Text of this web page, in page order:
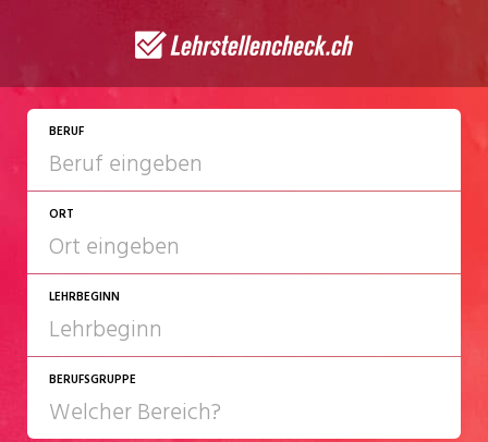
BERUF
ORT
LEHRBEGINN
2027
BERUFSGRUPPE